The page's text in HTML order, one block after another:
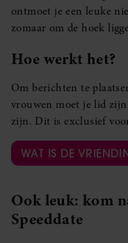
ontmoet je een leuke
zomaar om de hoek
Hoe werkt het?
Om berichten te
vrouwen moet je lid
zijn. Dit is exclusief
WAT IS DE
Ook leuk: kom
Speeddate